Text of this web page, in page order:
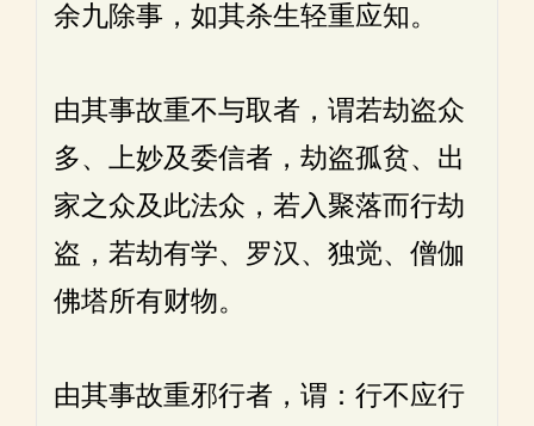
余九除事，如其杀生轻重应知。
由其事故重不与取者，谓若劫盗众
多、上妙及委信者，劫盗孤贫、出
家之众及此法众，若入聚落而行劫
盗，若劫有学、罗汉、独觉、僧伽
佛塔所有财物。
由其事故重邪行者，谓：行不应行